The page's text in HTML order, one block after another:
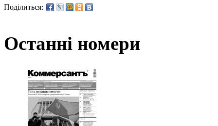
Поділиться:
Останні номери